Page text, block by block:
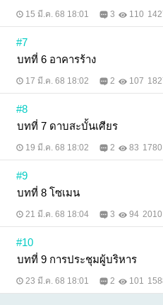
15 มี.ค. 68 18:01 3 110
#7
บทที่ 6 อาคารร้าง
17 มี.ค. 68 18:02 2 107
#8
บทที่ 7 ดาบสะบั้นเศียร
19 มี.ค. 68 18:02 2 83
#9
บทที่ 8 โซเมน
21 มี.ค. 68 18:04 3 94
#10
บทที่ 9 การประชุมผู้บริหาร
23 มี.ค. 68 18:01 2 101